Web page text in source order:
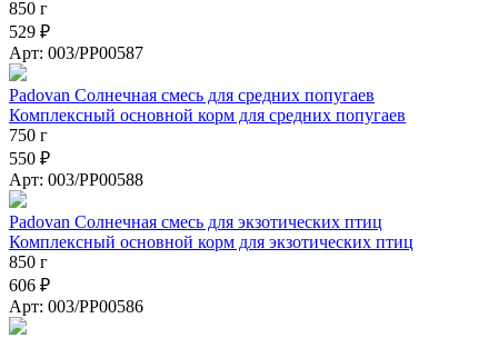
850 г
529 ₽
Арт: 003/PP00587
Padovan Солнечная смесь для средних попугаев
Комплексный основной корм для средних попугаев
750 г
550 ₽
Арт: 003/PP00588
Padovan Солнечная смесь для экзотических птиц
Комплексный основной корм для экзотических птиц
850 г
606 ₽
Арт: 003/PP00586